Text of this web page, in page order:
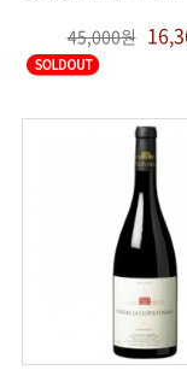
45,000원